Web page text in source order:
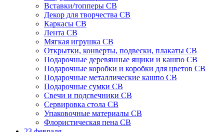
Вставки/топперы СВ
Декор для творчества СВ
Каркасы СВ
Лента СВ
Мягкая игрушка СВ
Открытки, конверты, подвески, плакаты СВ
Подарочные деревянные ящики и кашпо СВ
Подарочные коробки и коробки для цветов СВ
Подарочные металлические кашпо СВ
Подарочные сумки СВ
Свечи и подсвечники СВ
Сервировка стола СВ
Упаковочные материалы СВ
Флористическая пена СВ